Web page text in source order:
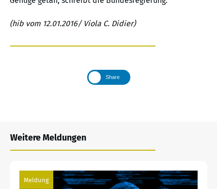
(hib vom 12.01.2016/ Viola C. Didier)
Share
Weitere Meldungen
Meldung